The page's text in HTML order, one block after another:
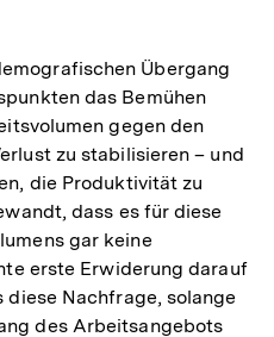
Übergang
das Bemühen
gegen den
zu stabilisieren – und
die Produktivität zu
dass es für diese
gar keine
erste Erwiderung darauf
Nachfrage, solange
des Arbeitsangebots
Zum